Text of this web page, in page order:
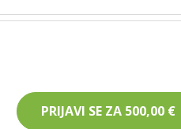
PRIJAVI SE ZA 500,00 €